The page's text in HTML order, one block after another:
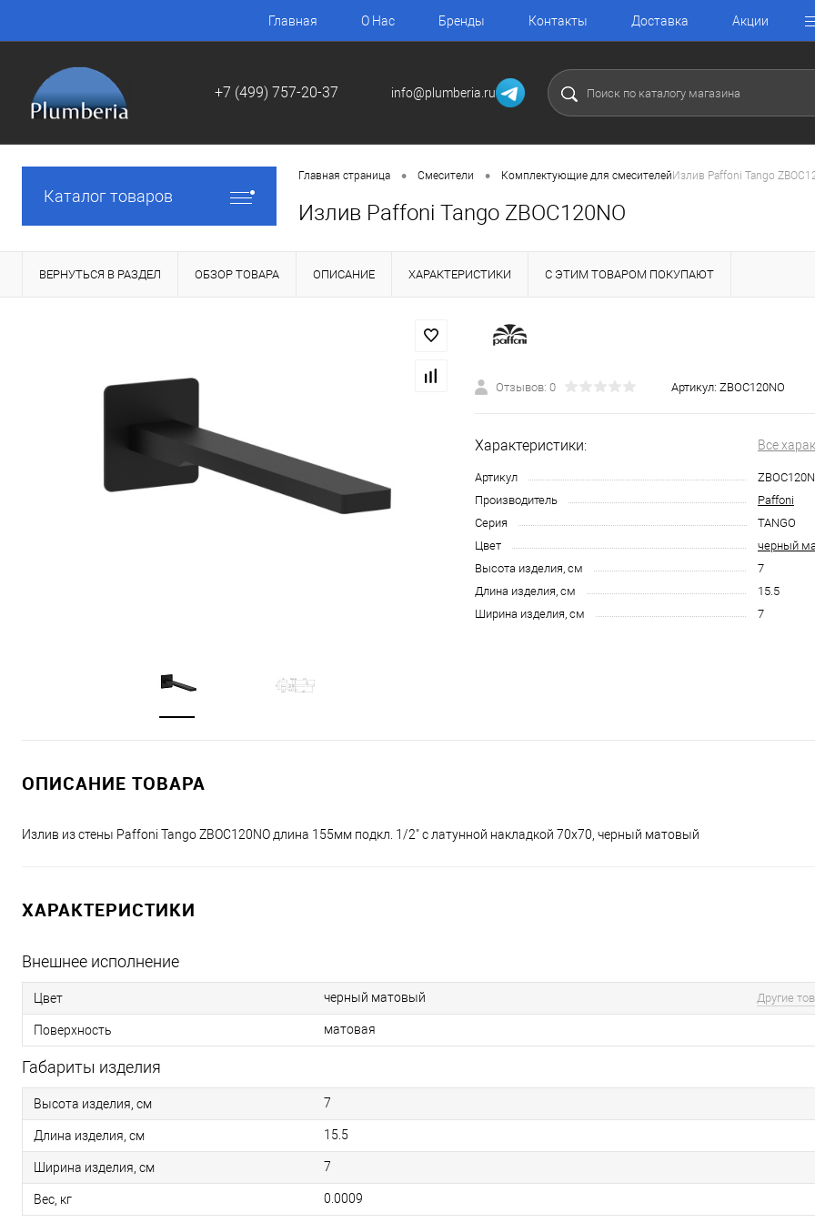
Главная О Нас Бренды Контакты Доставка Акции
+7 (499) 757-20-37 info@plumberia.ru
Каталог товаров
Главная страница • Смесители • Комплектующие для смесителей Излив Paffoni Tango
Излив Paffoni Tango ZBOC120NO
ВЕРНУТЬСЯ В РАЗДЕЛ ОБЗОР ТОВАРА ОПИСАНИЕ ХАРАКТЕРИСТИКИ С ЭТИМ ТОВАРОМ ПОКУПАЮТ
Отзывов: 0 Артикул: ZBOC120NO
Характеристики: Все
Артикул
Производитель
Paffoni
Серия
TANGO
Цвет
черный
Высота изделия, см
7
Длина изделия, см
15.5
Ширина изделия, см
7
ОПИСАНИЕ ТОВАРА
Излив из стены Paffoni Tango ZBOC120NO длина 155мм подкл. 1/2" с латунной накладкой 70х70, черный матовый
ХАРАКТЕРИСТИКИ
Внешнее исполнение
Цвет черный матовый Другие
Поверхность матовая
Габариты изделия
Высота изделия, см 7
Длина изделия, см 15.5
Ширина изделия, см 7
Вес, кг 0.0009